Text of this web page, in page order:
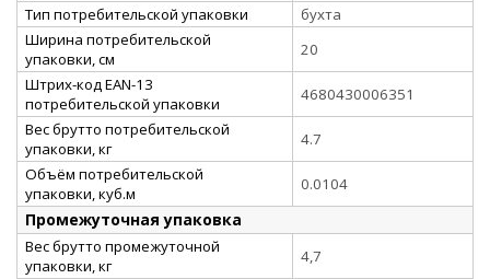
Тип потребительской упаковки
бухта
Ширина потребительской
упаковки, см
20
Штрих-код EAN-13
потребительской упаковки
4680430006351
Вес брутто потребительской
упаковки, кг
4.7
Объём потребительской
упаковки, куб.м
0.0104
Промежуточная упаковка
Вес брутто промежуточной
упаковки, кг
4,7